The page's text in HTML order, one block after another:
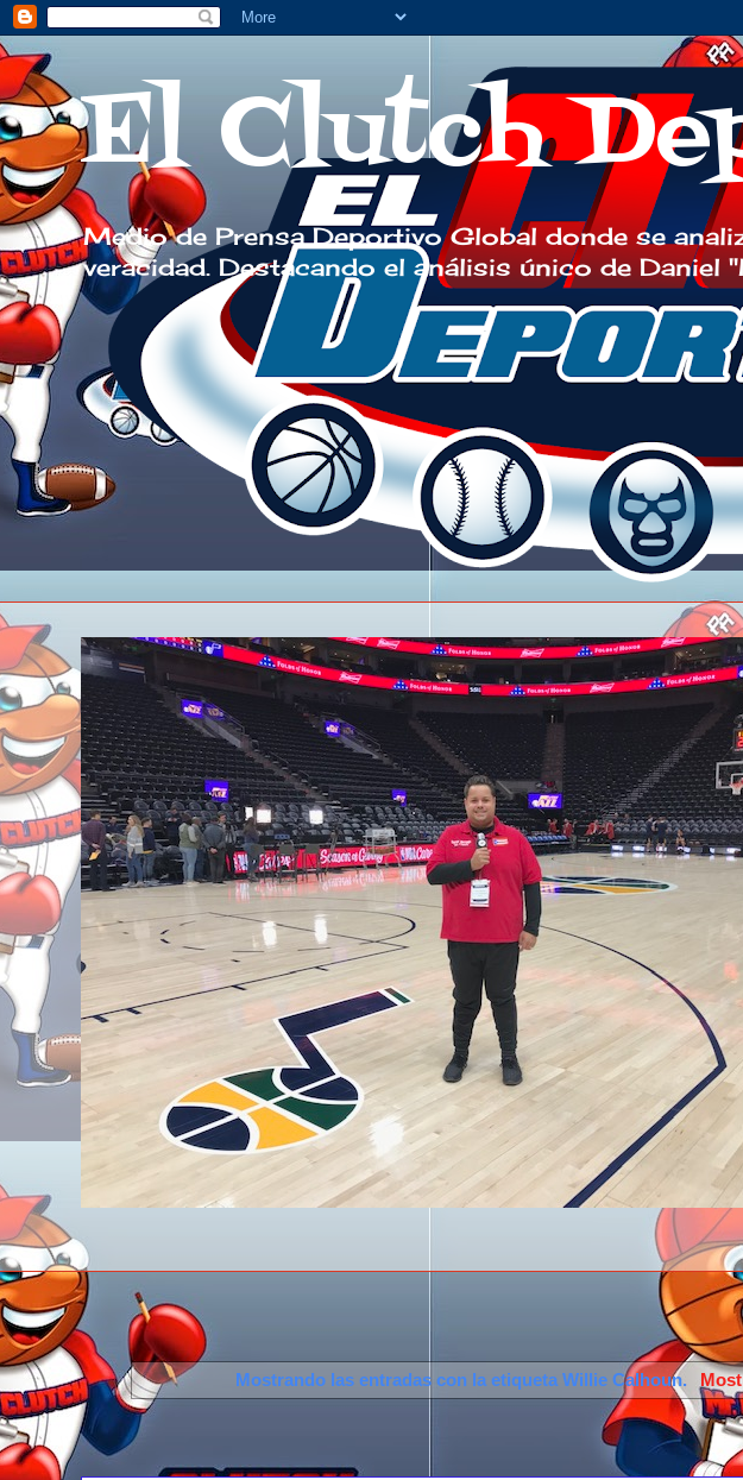
El Clutch
Medio de Prensa Deportivo Global donde se
veracidad. Destacando el análisis único de
Mostrando las entradas con la etiquetaWillie Calhoun.